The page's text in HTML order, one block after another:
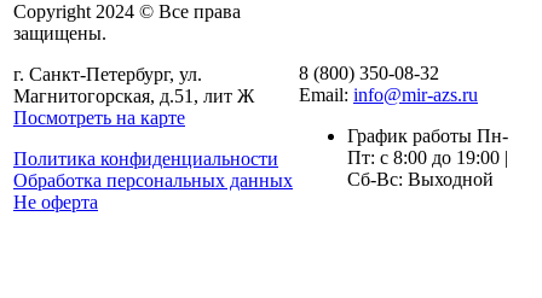
Copyright 2024 © Все права
защищены.
г. Санкт-Петербург, ул.
Магнитогорская, д.51, лит Ж
Посмотреть на карте
Политика конфиденциальности
Обработка персональных данных
Не оферта
8 (800) 350-08-32
Email: info@mir-azs.ru
График работы Пн-
Пт: с 8:00 до 19:00 |
Сб-Вс: Выходной